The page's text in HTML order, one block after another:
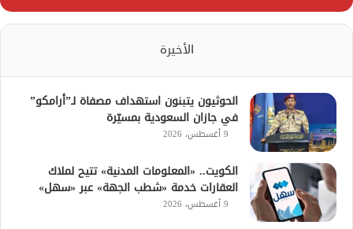
الأخيرة
الحوثيون يتبنون استهداف مصفاة لـ”أرامكو”
في جازان السعودية بمسيّرة
9 أغسطس، 2026
الكويت.. «المعلومات المدنية» تتيح لملاك
العقارات خدمة «شطب الجهة» عبر «سهل»
9 أغسطس، 2026